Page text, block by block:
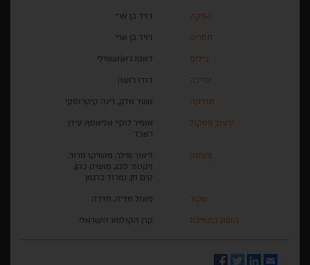
הפקה דויד בן ארי
תסריט דויד בן ארי
צילום דאטו ג'אנאשוילי
עריכה דודו ג'אנה
מוזיקה אשד מלק, דינה קיטרוסקי
עיצוב פסקול
אופיר לוקיי אליאסף, עידן
ראבד
משחק
ליאור מילר, מושיקו סרור,
ויקטור סבג, מושיק כהן,
קים חן, נמרוד ברגמן
מקור פאזל מדיה, חדרה
הופק בתמיכת קרן הקולנוע הישראלי
Email
LinkedIn
Twitter
Facebook